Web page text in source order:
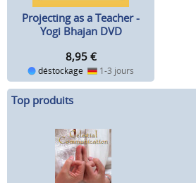
Projecting as a Teacher -
Yogi Bhajan DVD
8,95 €
déstockage 1-3 jours
Top produits